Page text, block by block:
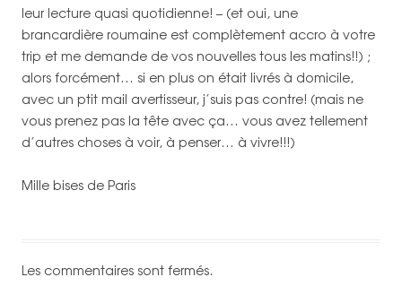
leur lecture quasi quotidienne! – (et oui, une
brancardière roumaine est complètement accro à votre
trip et me demande de vos nouvelles tous les matins!!) ;
alors forcément… si en plus on était livrés à domicile,
avec un ptit mail avertisseur, j’suis pas contre! (mais ne
vous prenez pas la tête avec ça… vous avez tellement
d’autres choses à voir, à penser… à vivre!!!)
Mille bises de Paris
Les commentaires sont fermés.